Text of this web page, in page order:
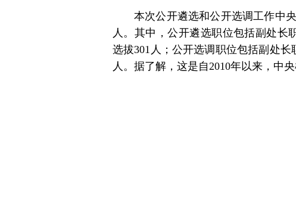
本次公开遴选和公开选调工作中
人。其中，公开遴选职位包括副处长
选拔301人；公开选调职位包括副处
人。据了解，这是自2010年以来，中